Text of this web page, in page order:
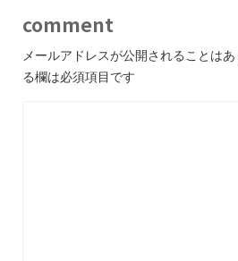
comment
メールアドレスが公開されることはあ
る欄は必須項目です